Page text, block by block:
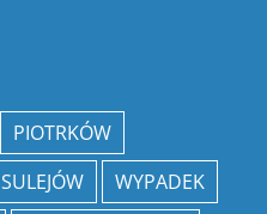
PIOTRKÓW
SULEJÓW
WYPADEK